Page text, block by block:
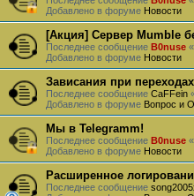
Добавлено в форуме Новости
[Акция] Сервер Mumble
Последнее сообщение B0nuse «
Добавлено в форуме Новости
Зависания при
Последнее сообщение CaFFein
Добавлено в форуме Вопрос и
Мы в Telegramm!
Последнее сообщение B0nuse «
Добавлено в форуме Новости
Расширенное
Последнее сообщение